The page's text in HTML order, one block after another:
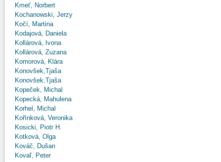
Kmeť, Norbert
Kochanowski, Jerzy
Kočí, Martina
Kodajová, Daniela
Kollárová, Ivona
Kollárová, Zuzana
Komorová, Klára
Konovšek,Tjaša
Konovšek,Tjaša
Kopeček, Michal
Kopecká, Mahulena
Korhel, Michal
Kořínková, Veronika
Kosicki, Piotr H.
Kotková, Olga
Kováč, Dušan
Kovaľ, Peter